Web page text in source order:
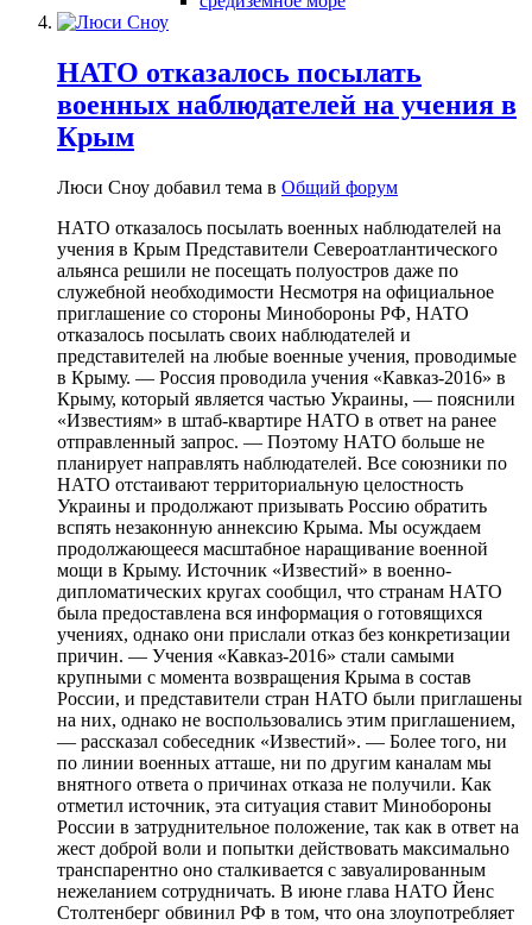
НАТО отказалось посылать
военных наблюдателей на учения в
Крым
Люси Сноу добавил тема в Общий форум
НАТО отказалось посылать военных наблюдателей на
учения в Крым Представители Североатлантического
альянса решили не посещать полуостров даже по
служебной необходимости Несмотря на официальное
приглашение со стороны Минобороны РФ, НАТО
отказалось посылать своих наблюдателей и
представителей на любые военные учения, проводимые
в Крыму. — Россия проводила учения «Кавказ-2016» в
Крыму, который является частью Украины, — пояснили
«Известиям» в штаб-квартире НАТО в ответ на ранее
отправленный запрос. — Поэтому НАТО больше не
планирует направлять наблюдателей. Все союзники по
НАТО отстаивают территориальную целостность
Украины и продолжают призывать Россию обратить
вспять незаконную аннексию Крыма. Мы осуждаем
продолжающееся масштабное наращивание военной
мощи в Крыму. Источник «Известий» в военно-
дипломатических кругах сообщил, что странам НАТО
была предоставлена вся информация о готовящихся
учениях, однако они прислали отказ без конкретизации
причин. — Учения «Кавказ-2016» стали самыми
крупными с момента возвращения Крыма в состав
России, и представители стран НАТО были приглашены
на них, однако не воспользовались этим приглашением,
— рассказал собеседник «Известий». — Более того, ни
по линии военных атташе, ни по другим каналам мы
внятного ответа о причинах отказа не получили. Как
отметил источник, эта ситуация ставит Минобороны
России в затруднительное положение, так как в ответ на
жест доброй воли и попытки действовать максимально
транспарентно оно сталкивается с завуалированным
нежеланием сотрудничать. В июне глава НАТО Йенс
Столтенберг обвинил РФ в том, что она злоупотребляет